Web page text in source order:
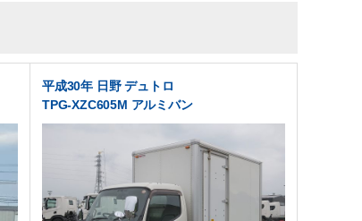
平成30年 日野 デュトロ
TPG-XZC605M アルミバン